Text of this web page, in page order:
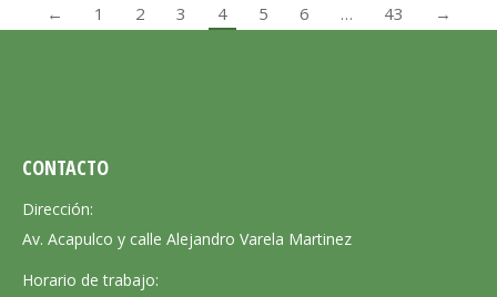
← 1 2 3 4 5 6 … 43 →
CONTACTO
Dirección:
Av. Acapulco y calle Alejandro Varela Martinez
Horario de trabajo: